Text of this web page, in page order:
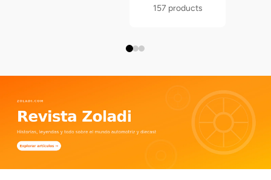
157 products